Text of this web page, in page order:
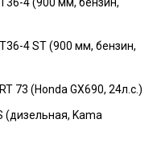
4 ST (900 мм, бензин,
73 (Honda GX690, 24л.с.)
(дизельная, Kama